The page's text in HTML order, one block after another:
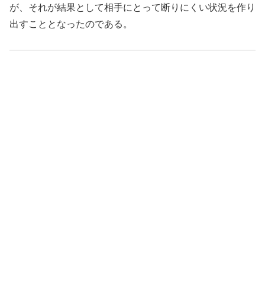
が、それが結果として相手にとって断りにくい状況を作り
出すこととなったのである。